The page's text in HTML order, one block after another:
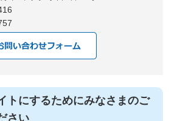
トにするためにみなさまのご
さい